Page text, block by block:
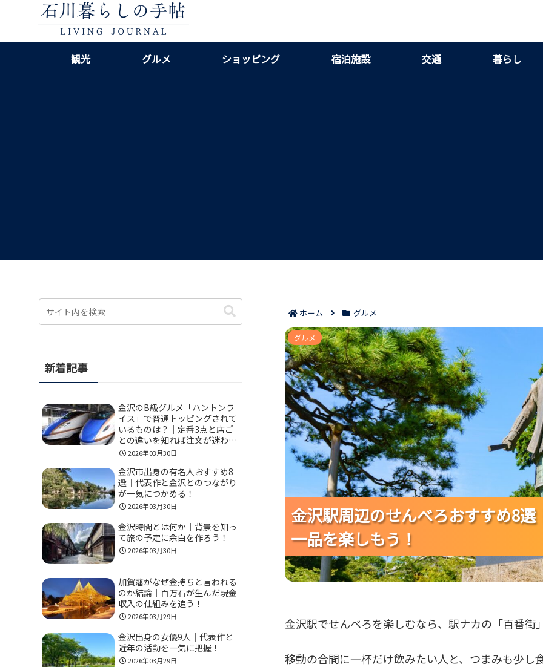
観光 グルメ ショッピング 宿泊施設 交通 暮らし
ホーム グルメ
金沢駅周辺のせんべろおすすめ8選｜移動前
金沢駅周辺のせんべろおすすめ8
一品を楽しもう！
金沢駅周辺のせんべろおすすめ8
一品を楽しもう！
金沢駅周辺のせんべろおすすめ8
一品を楽しもう！
グルメ
金沢駅でせんべろを楽しむなら、駅ナカの「百番
移動の合間に一杯だけ飲みたい人と、つまみも少
新着記事
金沢のB級グルメ「ハントンラ
イス」で普通トッピングされて
いるものは？｜定番3点と店ご
との違いを知れば注文が迷わな
い！2026年03月30日
金沢市出身の有名人おすすめ8
選｜代表作と金沢とのつながり
が一気につかめる！
2026年03月30日
金沢時間とは何か｜背景を知っ
て旅の予定に余白を作ろう！
2026年03月30日
加賀藩がなぜ金持ちと言われる
のか結論｜百万石が生んだ現金
収入の仕組みを追う！
2026年03月29日
金沢出身の女優9人｜代表作と
近年の活動を一気に把握！
2026年03月29日